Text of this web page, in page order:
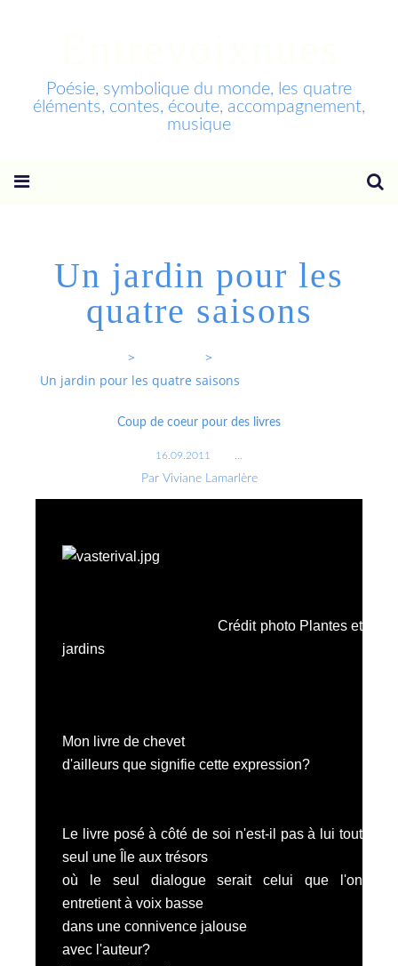
Poésie, symbolique du monde, les quatre
éléments, contes, écoute, accompagnement,
musique
Un jardin pour les
quatre saisons
>
>
Un jardin pour les quatre saisons
Coup de coeur pour des livres
16.09.2011
Par Viviane Lamarlère
Crédit photo Plantes et
jardins
Mon livre de chevet
d'ailleurs que signifie cette expression?
Le livre posé à côté de soi n'est-il pas à lui tout
seul une Île aux trésors
où le seul dialogue serait celui que l'on
entretient à voix basse
dans une connivence jalouse
avec l'auteur?